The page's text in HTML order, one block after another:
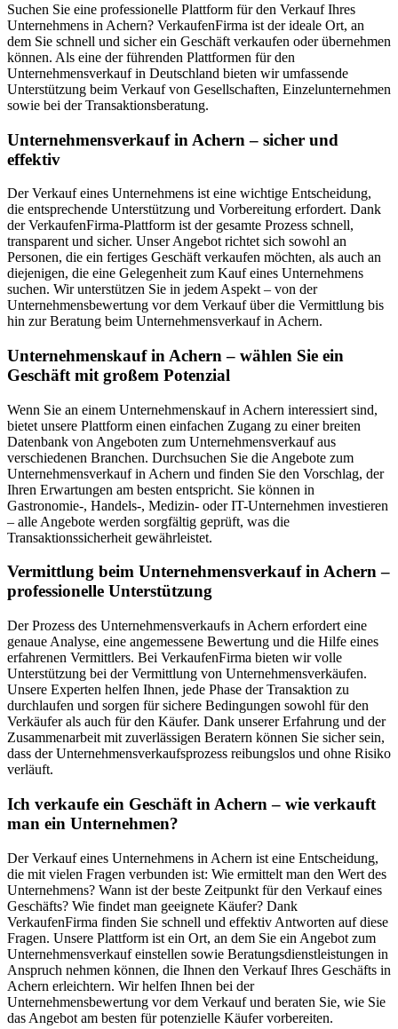
Suchen Sie eine professionelle Plattform für den Verkauf Ihres
Unternehmens in Achern? VerkaufenFirma ist der ideale Ort, an
dem Sie schnell und sicher ein Geschäft verkaufen oder übernehmen
können. Als eine der führenden Plattformen für den
Unternehmensverkauf in Deutschland bieten wir umfassende
Unterstützung beim Verkauf von Gesellschaften, Einzelunternehmen
sowie bei der Transaktionsberatung.
Unternehmensverkauf in Achern – sicher und
effektiv
Der Verkauf eines Unternehmens ist eine wichtige Entscheidung,
die entsprechende Unterstützung und Vorbereitung erfordert. Dank
der VerkaufenFirma-Plattform ist der gesamte Prozess schnell,
transparent und sicher. Unser Angebot richtet sich sowohl an
Personen, die ein fertiges Geschäft verkaufen möchten, als auch an
diejenigen, die eine Gelegenheit zum Kauf eines Unternehmens
suchen. Wir unterstützen Sie in jedem Aspekt – von der
Unternehmensbewertung vor dem Verkauf über die Vermittlung bis
hin zur Beratung beim Unternehmensverkauf in Achern.
Unternehmenskauf in Achern – wählen Sie ein
Geschäft mit großem Potenzial
Wenn Sie an einem Unternehmenskauf in Achern interessiert sind,
bietet unsere Plattform einen einfachen Zugang zu einer breiten
Datenbank von Angeboten zum Unternehmensverkauf aus
verschiedenen Branchen. Durchsuchen Sie die Angebote zum
Unternehmensverkauf in Achern und finden Sie den Vorschlag, der
Ihren Erwartungen am besten entspricht. Sie können in
Gastronomie-, Handels-, Medizin- oder IT-Unternehmen investieren
– alle Angebote werden sorgfältig geprüft, was die
Transaktionssicherheit gewährleistet.
Vermittlung beim Unternehmensverkauf in Achern –
professionelle Unterstützung
Der Prozess des Unternehmensverkaufs in Achern erfordert eine
genaue Analyse, eine angemessene Bewertung und die Hilfe eines
erfahrenen Vermittlers. Bei VerkaufenFirma bieten wir volle
Unterstützung bei der Vermittlung von Unternehmensverkäufen.
Unsere Experten helfen Ihnen, jede Phase der Transaktion zu
durchlaufen und sorgen für sichere Bedingungen sowohl für den
Verkäufer als auch für den Käufer. Dank unserer Erfahrung und der
Zusammenarbeit mit zuverlässigen Beratern können Sie sicher sein,
dass der Unternehmensverkaufsprozess reibungslos und ohne Risiko
verläuft.
Ich verkaufe ein Geschäft in Achern – wie verkauft
man ein Unternehmen?
Der Verkauf eines Unternehmens in Achern ist eine Entscheidung,
die mit vielen Fragen verbunden ist: Wie ermittelt man den Wert des
Unternehmens? Wann ist der beste Zeitpunkt für den Verkauf eines
Geschäfts? Wie findet man geeignete Käufer? Dank
VerkaufenFirma finden Sie schnell und effektiv Antworten auf diese
Fragen. Unsere Plattform ist ein Ort, an dem Sie ein Angebot zum
Unternehmensverkauf einstellen sowie Beratungsdienstleistungen in
Anspruch nehmen können, die Ihnen den Verkauf Ihres Geschäfts in
Achern erleichtern. Wir helfen Ihnen bei der
Unternehmensbewertung vor dem Verkauf und beraten Sie, wie Sie
das Angebot am besten für potenzielle Käufer vorbereiten.